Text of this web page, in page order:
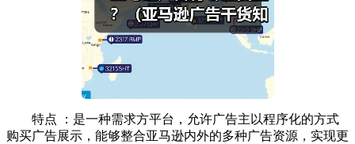
特点 ：是一种需求方平台，允许广告主以程序化的方式
购买广告展示，能够整合亚马逊内外的多种广告资源，实现更